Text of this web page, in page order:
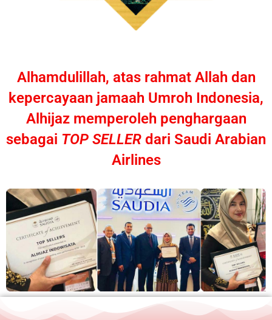
Alhamdulillah, atas rahmat Allah dan
kepercayaan jamaah Umroh Indonesia,
Alhijaz memperoleh penghargaan
sebagai TOP SELLER dari Saudi Arabian
Airlines